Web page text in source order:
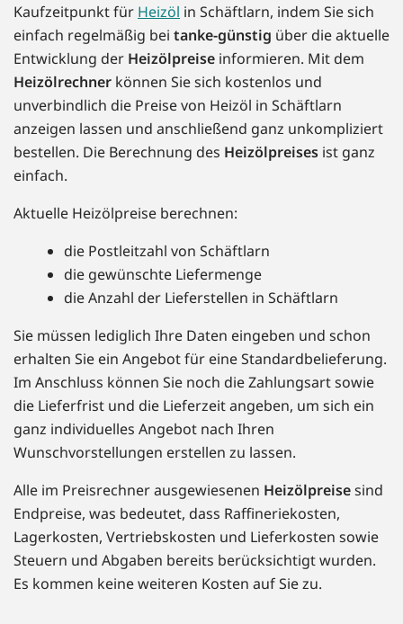
Kaufzeitpunkt für Heizöl in Schäftlarn, indem Sie sich
einfach regelmäßig bei tanke-günstig über die aktuelle
Entwicklung der Heizölpreise informieren. Mit dem
Heizölrechner können Sie sich kostenlos und
unverbindlich die Preise von Heizöl in Schäftlarn
anzeigen lassen und anschließend ganz unkompliziert
bestellen. Die Berechnung des Heizölpreises ist ganz
einfach.
Aktuelle Heizölpreise berechnen:
die Postleitzahl von Schäftlarn
die gewünschte Liefermenge
die Anzahl der Lieferstellen in Schäftlarn
Sie müssen lediglich Ihre Daten eingeben und schon
erhalten Sie ein Angebot für eine Standardbelieferung.
Im Anschluss können Sie noch die Zahlungsart sowie
die Lieferfrist und die Lieferzeit angeben, um sich ein
ganz individuelles Angebot nach Ihren
Wunschvorstellungen erstellen zu lassen.
Alle im Preisrechner ausgewiesenen Heizölpreisesind
Endpreise, was bedeutet, dass Raffineriekosten,
Lagerkosten, Vertriebskosten und Lieferkosten sowie
Steuern und Abgaben bereits berücksichtigt wurden.
Es kommen keine weiteren Kosten auf Sie zu.